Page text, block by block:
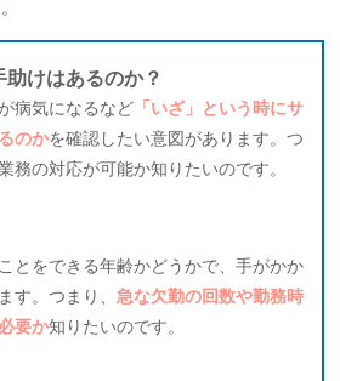
けはあるのか？
病気になるなど「いざ」という時にサ
のかを確認したい意図があります。つ
務の対応が可能か知りたいのです。
とをできる年齢かどうかで、手がかか
す。つまり、 急な欠勤の回数や勤務時
要か知りたいのです。